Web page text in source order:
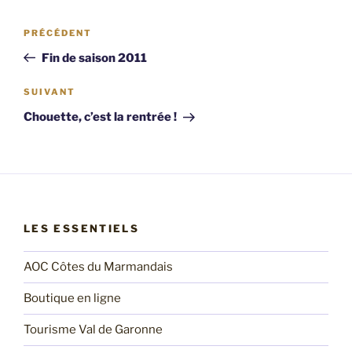
Navigation
l’article
Article
précédent
PRÉCÉDENT
Fin de saison 2011
Article
suivant
SUIVANT
Chouette, c’est la rentrée !
LES ESSENTIELS
AOC Côtes du Marmandais
Boutique en ligne
Tourisme Val de Garonne